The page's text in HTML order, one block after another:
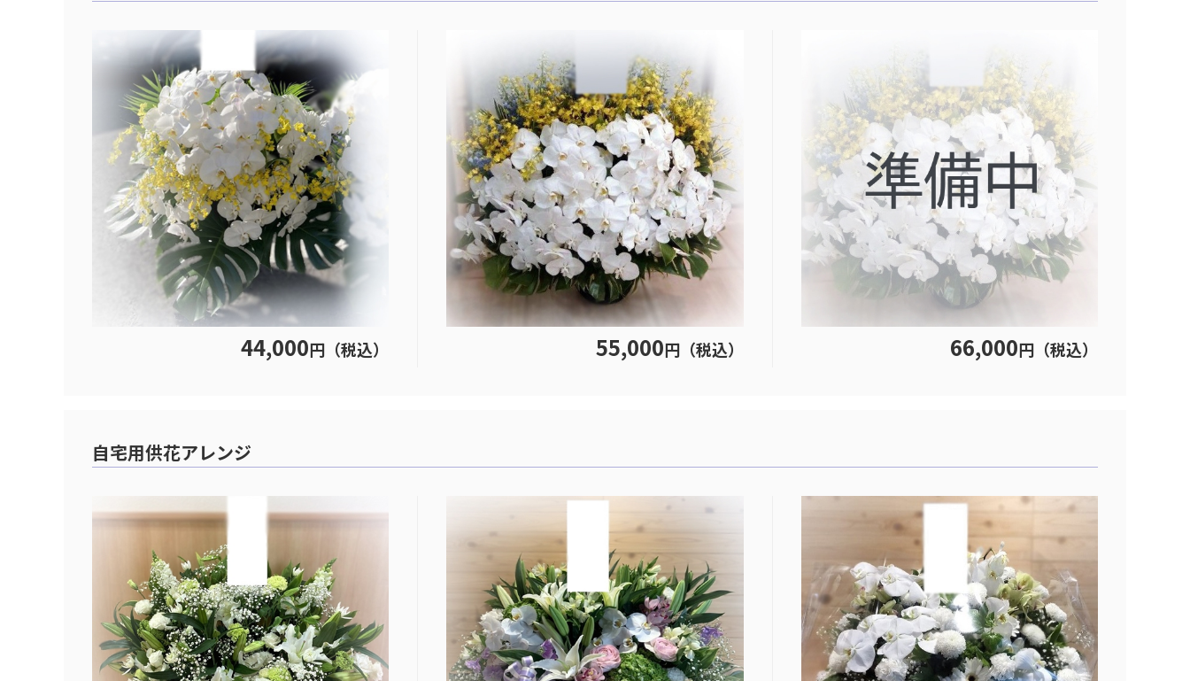
44,000円（税込） 55,000円（税込） 66,000円（税込）
自宅用供花アレンジ